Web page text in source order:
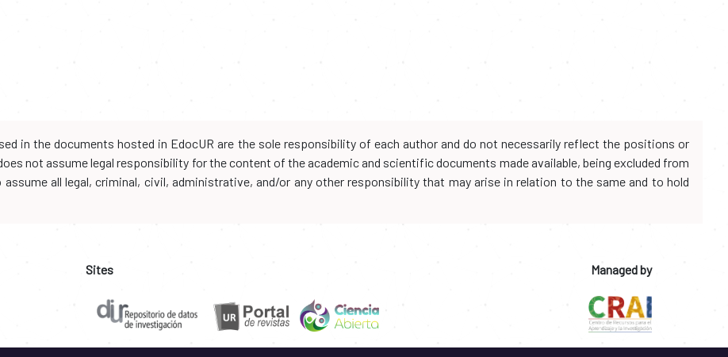
in the documents hosted in EdocUR are the sole responsibility of each author and do not necessarily reflect the positions or
not assume legal responsibility for the content of the academic and scientific documents made available, being excluded from
all legal, criminal, civil, administrative, and/or any other responsibility that may arise in relation to the same and to hold
Sites Managed by